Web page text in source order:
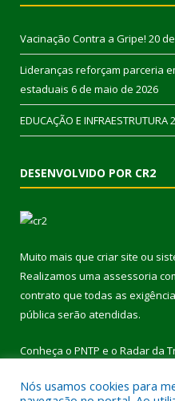
Vacinação Contra a Gripe! 20
Lideranças reforçam parceria
estaduais 6 de maio de 2026
EDUCAÇÃO E INFRAESTRUTURA
DESENVOLVIDO POR CR2
Muito mais que criar site ou
Realizamos uma assessoria
contrato que todas as
pública serão atendidas.
Conheça o PNTP e o Radar da
Nós usamos cookies para